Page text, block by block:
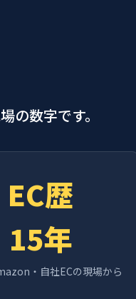
の数字です。
EC歴
15年
・自社ECの現場から